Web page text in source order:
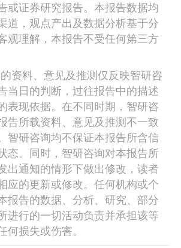
或证券研究报告。本报告数据均
道，观点产出及数据分析基于分
观理解，本报告不受任何第三方
资料、意见及推测仅反映智研咨
当日的判断，过往报告中的描述
表现依据。在不同时期，智研咨
告所载资料、意见及推测不一致
智研咨询均不保证本报告所含信
态。同时，智研咨询对本报告所
出通知的情形下做出修改，读者
应的更新或修改。任何机构或个
报告的数据、分析、研究、部分
进行的一切活动负责并承担该等
何损失或伤害。